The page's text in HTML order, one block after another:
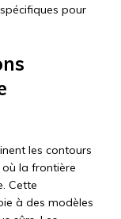
pour
les contours
la frontière
Cette
à des modèles